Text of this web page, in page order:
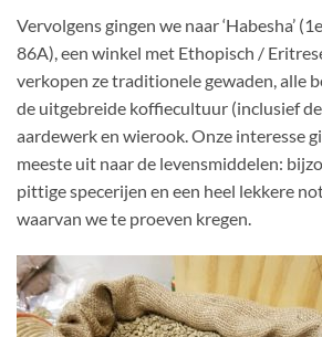
Vervolgens gingen we naar ‘Habesha’
86A), een winkel met Ethopisch /
verkopen ze traditionele gewaden, alle
de uitgebreide koffiecultuur (inclusief
aardewerk en wierook. Onze interesse
meeste uit naar de levensmiddelen:
pittige specerijen en een heel lekkere
waarvan we te proeven kregen.